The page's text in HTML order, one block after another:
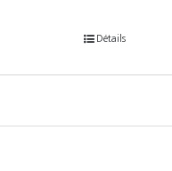
Détails